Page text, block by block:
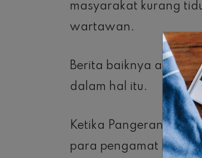
masyarakat kurang
wartawan.
Berita baiknya adalah
dalam hal itu.
Ketika Pangeran
para pengamat